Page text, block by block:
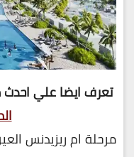
تعرف ايضا علي احدث
مرحلة ام ريزيدنس